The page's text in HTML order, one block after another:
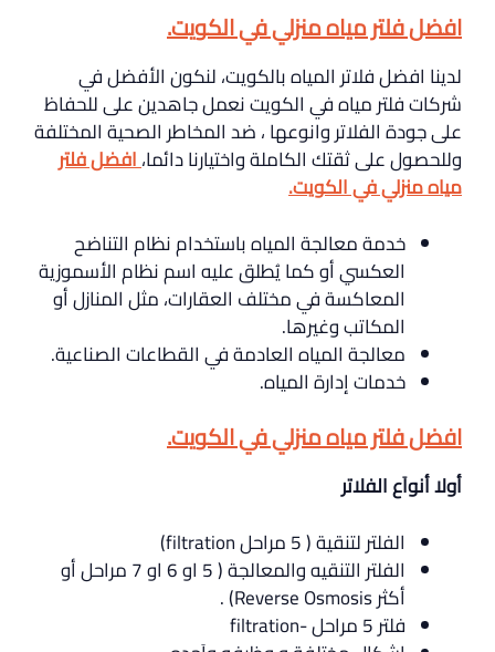
افضل فلتر مياه منزلي في الكويت.
لدينا افضل فلاتر المياه بالكويت، لنكون الأفضل في
شركات فلتر مياه في الكويت نعمل جاهدين على للحفاظ
على جودة الفلاتر وانوعها ، ضد المخاطر الصحية المختلفة
وللحصول على ثقتك الكاملة واختيارنا دائما،افضل فلتر
مياه منزلي في الكويت.
خدمة معالجة المياه باستخدام نظام التناضح
العكسي أو كما يُطلق عليه اسم نظام الأسموزية
المعاكسة في مختلف العقارات، مثل المنازل أو
المكاتب وغيرها.
معالجة المياه العادمة في القطاعات الصناعية.
خدمات إدارة المياه.
افضل فلتر مياه منزلي في الكويت.
أولا أنواَع الفلاتر
الفلتر لتنقية ( 5 مراحل filtration)
الفلتر التنقيه والمعالجة ( 5 او 6 او 7 مراحل أو
أكثر Reverse Osmosis) .
فلتر 5 مراحل -filtration